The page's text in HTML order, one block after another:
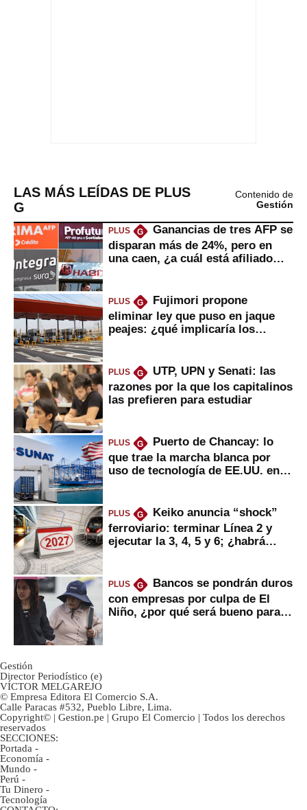
LAS MÁS LEÍDAS DE PLUS
G
Contenido de
Gestión
PLUS G
Ganancias de tres AFP se
disparan más de 24%, pero en
una caen, ¿a cuál está afiliado
PLUS G
Fujimori propone
eliminar ley que puso en jaque
peajes: ¿qué implicaría los
PLUS G
UTP, UPN y Senati: las
razones por la que los capitalinos
las prefieren para estudiar
PLUS G
Puerto de Chancay: lo
que trae la marcha blanca por
uso de tecnología de EE.UU. en
PLUS G
Keiko anuncia “shock”
ferroviario: terminar Línea 2 y
ejecutar la 3, 4, 5 y 6; ¿habrá
PLUS G
Bancos se pondrán duros
con empresas por culpa de El
Niño, ¿por qué será bueno para
Gestión
Director Periodístico (e)
VÍCTOR MELGAREJO
© Empresa Editora El Comercio S.A.
Calle Paracas #532, Pueblo Libre, Lima.
Copyright© | Gestion.pe | Grupo El Comercio | Todos los derechos
reservados
SECCIONES:
Portada -
Economía -
Mundo -
Perú -
Tu Dinero -
Tecnología